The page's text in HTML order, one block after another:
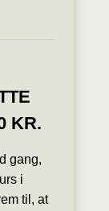
KR.
gang,
i
til, at